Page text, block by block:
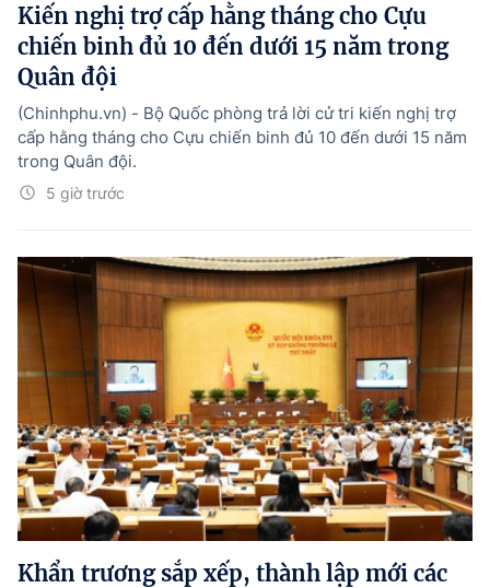
Kiến nghị trợ cấp hằng tháng cho Cựu
chiến binh đủ 10 đến dưới 15 năm trong
Quân đội
5 giờ trước
(Chinhphu.vn) - Bộ Quốc phòng trả lời cử tri kiến nghị trợ
cấp hằng tháng cho Cựu chiến binh đủ 10 đến dưới 15 năm
trong Quân đội.
Khẩn trương sắp xếp, thành lập mới các